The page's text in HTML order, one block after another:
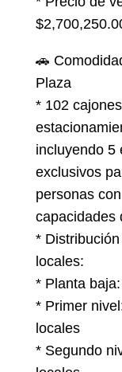
🚗
Plaza
* 102
incluyendo 5
exclusivos
personas con
capacidades
*
locales:
* Planta
* Primer
locales
* Segundo